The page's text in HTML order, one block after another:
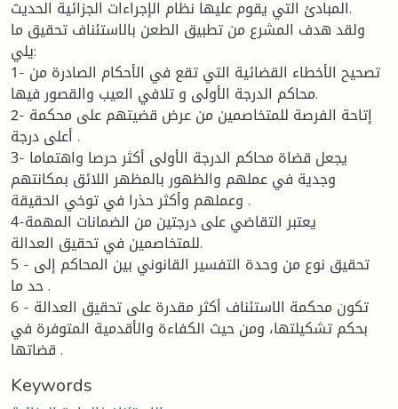
المبادئ التي يقوم عليها نظام الإجراءات الجزائية الحديث.
ولقد هدف المشرع من تطبيق الطعن بالاستئناف تحقيق ما
يلي:
1- تصحيح الأخطاء القضائية التي تقع في الأحكام الصادرة من
محاكم الدرجة الأولى و تلافي العيب والقصور فيها.
2- إتاحة الفرصة للمتخاصمين من عرض قضيتهم على محكمة
أعلى درجة .
3- يجعل قضاة محاكم الدرجة الأولى أكثر حرصا واهتماما
وجدية في عملهم والظهور بالمظهر اللائق بمكانتهم
وعملهم وأكثر حذرا في توخي الحقيقة .
4-يعتبر التقاضي على درجتين من الضمانات المهمة
للمتخاصمين في تحقيق العدالة.
5 - تحقيق نوع من وحدة التفسير القانوني بين المحاكم إلى
حد ما .
6 - تكون محكمة الاستئناف أكثر مقدرة على تحقيق العدالة
بحكم تشكيلتها، ومن حيث الكفاءة والأقدمية المتوفرة في
قضاتها .
Keywords